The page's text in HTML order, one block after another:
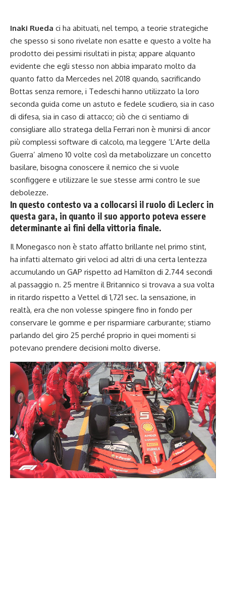
Inaki Rueda ci ha abituati, nel tempo, a teorie strategiche
che spesso si sono rivelate non esatte e questo a volte ha
prodotto dei pessimi risultati in pista; appare alquanto
evidente che egli stesso non abbia imparato molto da
quanto fatto da Mercedes nel 2018 quando, sacrificando
Bottas senza remore, i Tedeschi hanno utilizzato la loro
seconda guida come un astuto e fedele scudiero, sia in caso
di difesa, sia in caso di attacco; ciò che ci sentiamo di
consigliare allo stratega della Ferrari non è munirsi di ancor
più complessi software di calcolo, ma leggere ‘L’Arte della
Guerra’ almeno 10 volte così da metabolizzare un concetto
basilare, bisogna conoscere il nemico che si vuole
sconfiggere e utilizzare le sue stesse armi contro le sue
debolezze.
In questo contesto va a collocarsi il ruolo di Leclerc in
questa gara, in quanto il suo apporto poteva essere
determinante ai fini della vittoria finale.
Il Monegasco non è stato affatto brillante nel primo stint,
ha infatti alternato giri veloci ad altri di una certa lentezza
accumulando un GAP rispetto ad Hamilton di 2.744 secondi
al passaggio n. 25 mentre il Britannico si trovava a sua volta
in ritardo rispetto a Vettel di 1,721 sec. la sensazione, in
realtà, era che non volesse spingere fino in fondo per
conservare le gomme e per risparmiare carburante; stiamo
parlando del giro 25 perché proprio in quei momenti si
potevano prendere decisioni molto diverse.